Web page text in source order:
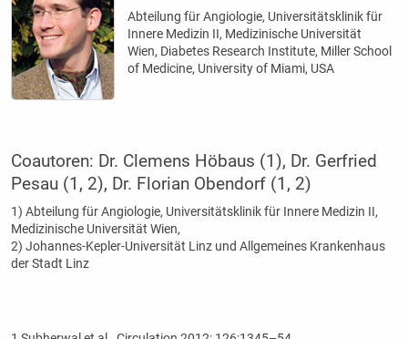
Abteilung für Angiologie, Universitätsklinik für
Innere Medizin II, Medizinische Universität
Wien, Diabetes Research Institute, Miller School
of Medicine, University of Miami, USA
Coautoren: Dr. Clemens Höbaus (1), Dr. Gerfried
Pesau (1, 2), Dr. Florian Obendorf (1, 2)
1) Abteilung für Angiologie, Universitätsklinik für Innere Medizin II,
Medizinische Universität Wien,
2) Johannes-Kepler-Universität Linz und Allgemeines Krankenhaus
der Stadt Linz